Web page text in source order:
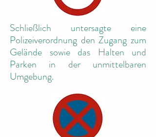
Schließlich untersagte eine
Polizeiverordnung den Zugang zum
Gelände sowie das Halten und
Parken in der unmittelbaren
Umgebung.